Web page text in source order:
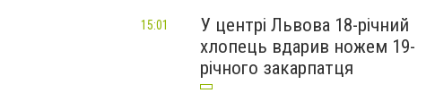
У центрі Львова 18-річний
хлопець вдарив ножем 19-
річного закарпатця
15:01